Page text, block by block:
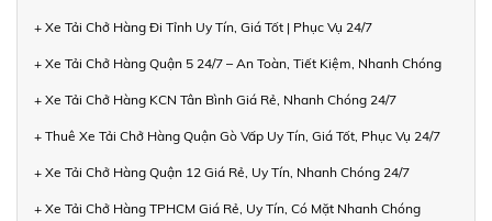
+ Xe Tải Chở Hàng Đi Tỉnh Uy Tín, Giá Tốt | Phục Vụ 24/7
+ Xe Tải Chở Hàng Quận 5 24/7 – An Toàn, Tiết Kiệm, Nhanh Chóng
+ Xe Tải Chở Hàng KCN Tân Bình Giá Rẻ, Nhanh Chóng 24/7
+ Thuê Xe Tải Chở Hàng Quận Gò Vấp Uy Tín, Giá Tốt, Phục Vụ 24/7
+ Xe Tải Chở Hàng Quận 12 Giá Rẻ, Uy Tín, Nhanh Chóng 24/7
+ Xe Tải Chở Hàng TPHCM Giá Rẻ, Uy Tín, Có Mặt Nhanh Chóng